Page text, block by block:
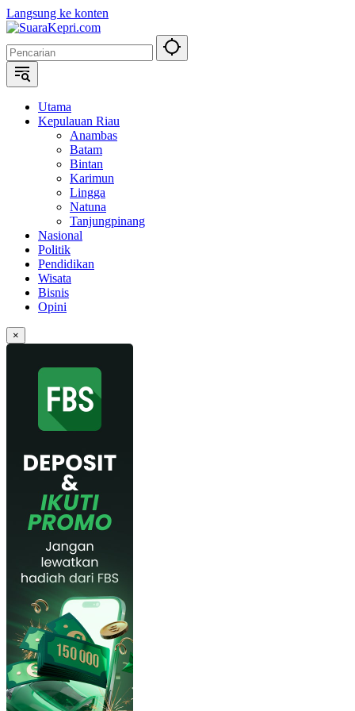
Langsung ke konten
Utama
Kepulauan Riau
Anambas
Batam
Bintan
Karimun
Lingga
Natuna
Tanjungpinang
Nasional
Politik
Pendidikan
Wisata
Bisnis
Opini
×